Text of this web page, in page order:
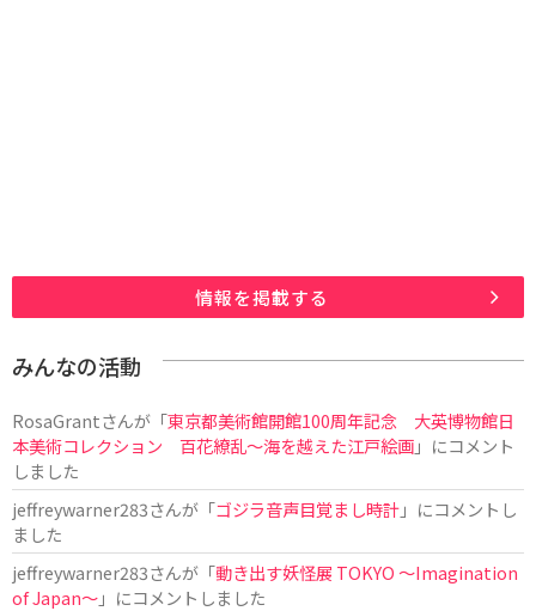
情報を掲載する
みんなの活動
RosaGrantさんが「東京都美術館開館100周年記念 大英博物館日
本美術コレクション 百花繚乱～海を越えた江戸絵画」にコメント
しました
jeffreywarner283さんが「ゴジラ音声目覚まし時計」にコメントし
ました
jeffreywarner283さんが「動き出す妖怪展 TOKYO 〜Imagination
of Japan〜」にコメントしました